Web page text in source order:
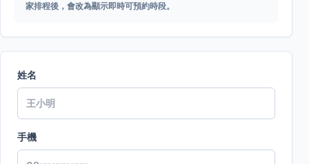
家排程後，會改為顯示即時可預約時段。
姓名
手機